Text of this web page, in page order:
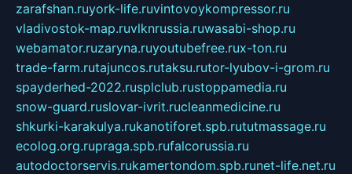
zarafshan.ruyork-life.ruvintovoykompressor.ru
vladivostok-map.ruvlknrussia.ruwasabi-shop.ru
webamator.ruzaryna.ruyoutubefree.rux-ton.ru
trade-farm.rutajuncos.rutaksu.rutor-lyubov-i-grom.ru
spayderhed-2022.rusplclub.rustoppamedia.ru
snow-guard.ruslovar-ivrit.rucleanmedicine.ru
shkurki-karakulya.rukanotiforet.spb.rututmassage.ru
ecolog.org.rupraga.spb.rufalcorussia.ru
autodoctorservis.rukamertondom.spb.runet-life.net.ru